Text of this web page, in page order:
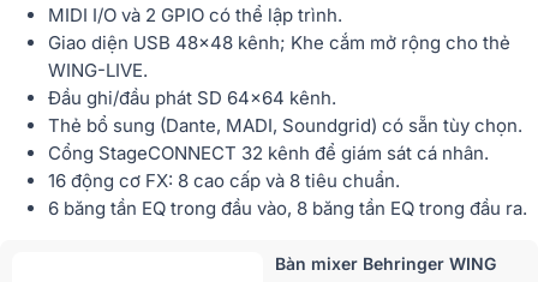
MIDI I/O và 2 GPIO có thể lập trình.
Giao diện USB 48x48 kênh; Khe cắm mở rộng cho thẻ
WING-LIVE.
Đầu ghi/đầu phát SD 64x64 kênh.
Thẻ bổ sung (Dante, MADI, Soundgrid) có sẵn tùy chọn.
Cổng StageCONNECT 32 kênh để giám sát cá nhân.
16 động cơ FX: 8 cao cấp và 8 tiêu chuẩn.
6 băng tần EQ trong đầu vào, 8 băng tần EQ trong đầu ra.
Bàn mixer Behringer WING